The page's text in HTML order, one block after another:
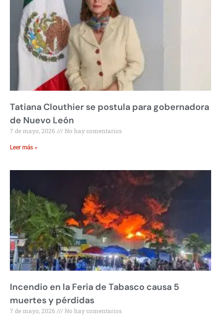
Tatiana Clouthier se postula para gobernadora
de Nuevo León
7 de mayo, 2026 No hay comentarios
Leer más »
Incendio en la Feria de Tabasco causa 5
muertes y pérdidas
7 de mayo, 2026 No hay comentarios